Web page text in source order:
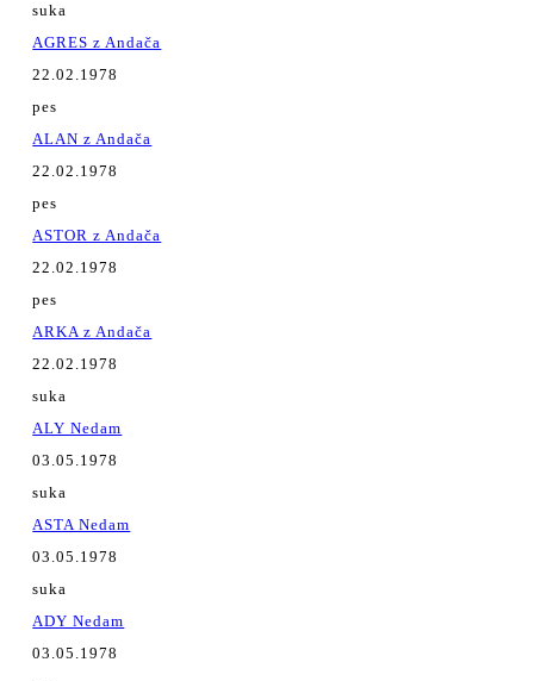
suka
AGRES z Andača
22.02.1978
pes
ALAN z Andača
22.02.1978
pes
ASTOR z Andača
22.02.1978
pes
ARKA z Andača
22.02.1978
suka
ALY Nedam
03.05.1978
suka
ASTA Nedam
03.05.1978
suka
ADY Nedam
03.05.1978